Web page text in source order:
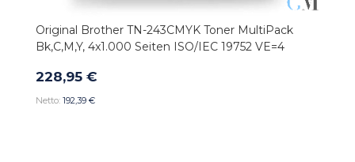
Original Brother TN-243CMYK Toner MultiPack
Bk,C,M,Y, 4x1.000 Seiten ISO/IEC 19752 VE=4
228,95 €
192,39 €